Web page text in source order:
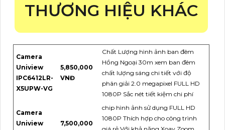
THƯƠNG HIỆU KHÁC
Camera
Uniview
IPC6412LR-
X5UPW-VG
5,850,000
VNĐ
Chất Lượng hình ảnh ban đêm
Hồng Ngoại 30m xem ban đêm
chất lượng sáng chi tiết với độ
phân giải 2.0 megapixel FULL HD
1080P Sắc nét tiết kiệm chi phí
Camera
Uniview
7,500,000
chip hình ảnh sử dụng FULL HD
1080P Thích hợp cho công trình